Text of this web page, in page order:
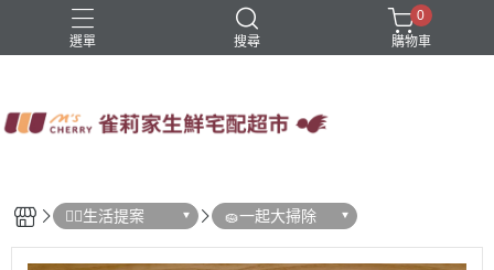
選單 搜尋
0
購物車
🙋‍♀️生活提案 🧽一起大掃除